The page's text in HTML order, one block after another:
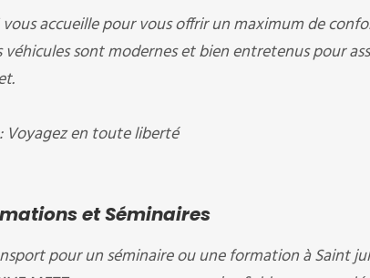
vous accueillepour vous offrir un maximum de
sont modernes et bien entretenus pour
: Voyagez en toute liberté
et Séminaires
pour un séminaire ou une formation à Saint